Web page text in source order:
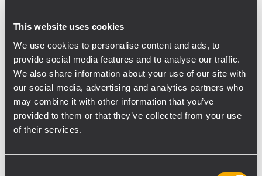
This website uses cookies
We use cookies to personalise content and ads, to
provide social media features and to analyse our traffic.
We also share information about your use of our site with
our social media, advertising and analytics partners who
may combine it with other information that you’ve
provided to them or that they’ve collected from your use
of their services.
wurden mit einem einzigen CM Motor mit
einer Tonne Tragkraft geflogen. Das
Dollysystem mit vier HDL 50-A bzw. HDL
30-A Modulen ermöglichte eine schnelle
und einfache Installation mit nur zwei
Riggern. Die zwanzig SUB 9006-AS wurden
an der Bühnenfront in zwei Reihen à zehn
Subwoofern installiert. Ihre Curved-End-